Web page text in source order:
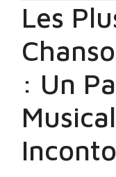
Les
: Un
Musical